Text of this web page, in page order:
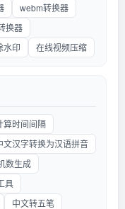
webm转换器
换器
水印 在线视频压缩
算时间间隔
文汉字转换为汉语拼音
数生成
具
中文转五笔